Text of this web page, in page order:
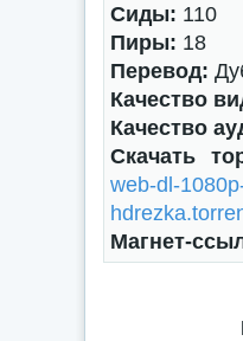
Сиды: 110
Пиры: 18
Перевод:
Качество
Качество
Скачать
web-dl-
Магнет-